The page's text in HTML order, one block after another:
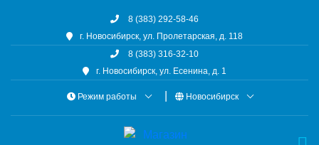
8 (383) 292-58-46
г. Новосибирск, ул. Пролетарская, д. 118
8 (383) 316-32-10
г. Новосибирск, ул. Есенина, д. 1
Режим работы Новосибирск